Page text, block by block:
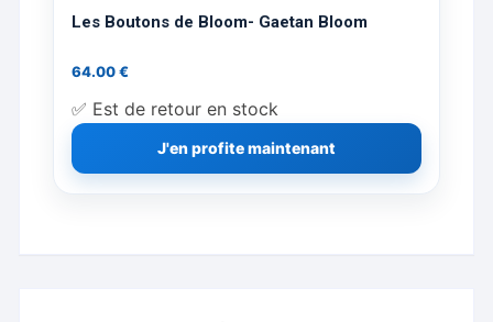
Les Boutons de Bloom- Gaetan Bloom
64.00€
✅ Est de retour en stock
J'en profite maintenant